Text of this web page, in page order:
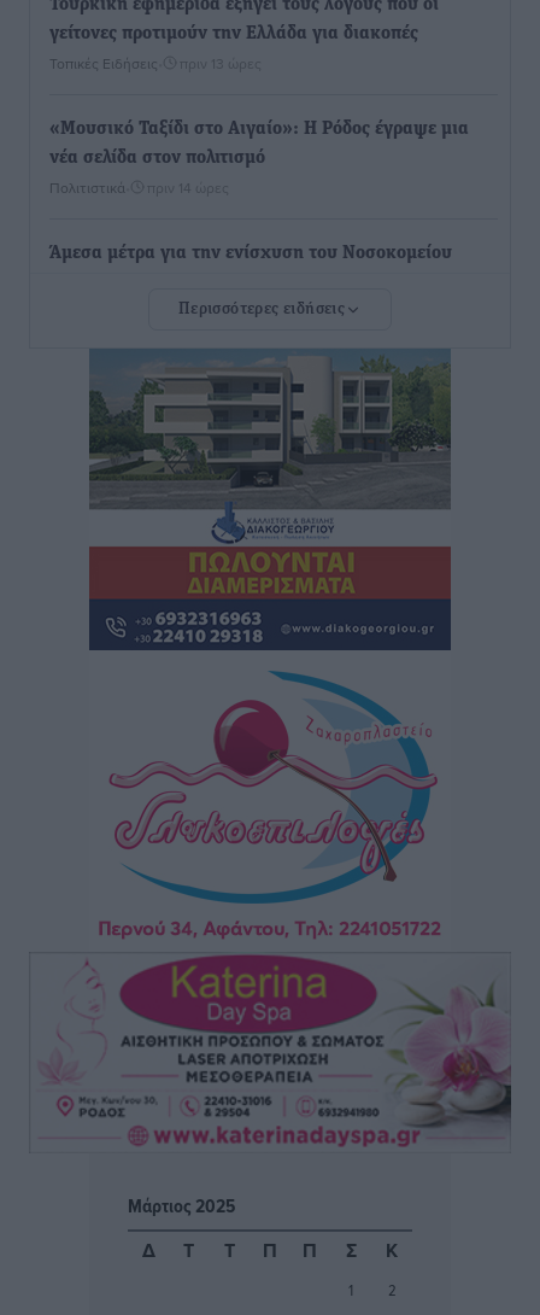
Τουρκική εφημερίδα εξηγεί τους λόγους που οι
γείτονες προτιμούν την Ελλάδα για διακοπές
Τοπικές Ειδήσεις πριν 13 ώρες
«Μουσικό Ταξίδι στο Αιγαίο»: Η Ρόδος έγραψε μια
νέα σελίδα στον πολιτισμό
Πολιτιστικά πριν 14 ώρες
Άμεσα μέτρα για την ενίσχυση του Νοσοκομείου
ανακοίνωσε ο Άδωνις Γεωργιάδης
Iατρικός Σύλλογος Ροδου προς Α. Γεωργιάδη:
Στρατηγικές Προτάσεις για την Ενίσχυση της
Δημόσιας Υγείας στη Νησιωτική Ελλάδα και στα
Νοσοκομεία της Γ΄ Ζώνης
πριν 14 ώρες
Πάνθηρες: Ξεκίνησαν αισιόδοξοι για την παρθενική
“πτήση” τους
Αθλητικά• πριν 14 ώρες
Άρης Αρχαγγέλου: Στο πλευρό του άτυχου Ιάκωβου
• πριν 14 ώρες
Φοίβος: Η μεγάλη επιστροφή του Μπρένο Σαλβατιέρα
πριν 14 ώρες
Κλεάνθης: Έτοιμες οι κάρτες διαρκείας της νέας
σεζόν
Αθλητικά πριν 15 ώρες
Ατρόμητος Διμυλιάς: Ο Μαργαρίτης και μία
αδιαπραγμάτευτη φιλοσοφία
Αθλητικά• πριν 15 ώρες
Παπαεμμανουήλ
πριν 16 ώρες
Περισσότερες ειδήσεις
Μάρτιος 2025
Δ
Τ Τ Π Π Σ Κ
1
2